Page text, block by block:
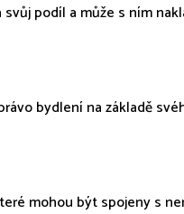
podíl a může s ním
bydlení na základě
mohou být spojeny s